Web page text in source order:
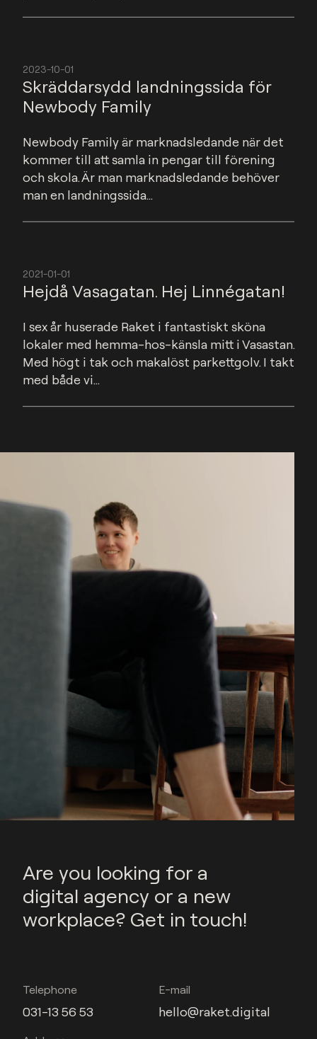
2023-10-01
Skräddarsydd landningssida för
Newbody Family
Newbody Family är marknadsledande när det
kommer till att samla in pengar till förening
och skola. Är man marknadsledande behöver
man en landningssida...
2021-01-01
Hejdå Vasagatan. Hej Linnégatan!
I sex år huserade Raket i fantastiskt sköna
lokaler med hemma-hos-känsla mitt i Vasastan.
Med högt i tak och makalöst parkettgolv. I takt
med både vi...
Are you looking for a
digital agency or a new
workplace? Get in touch!
Telephone
031-13 56 53
E-mail
hello@raket.digital